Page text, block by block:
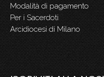
Modalità di pagamento
Per i Sacerdoti
Arcidiocesi di Milano